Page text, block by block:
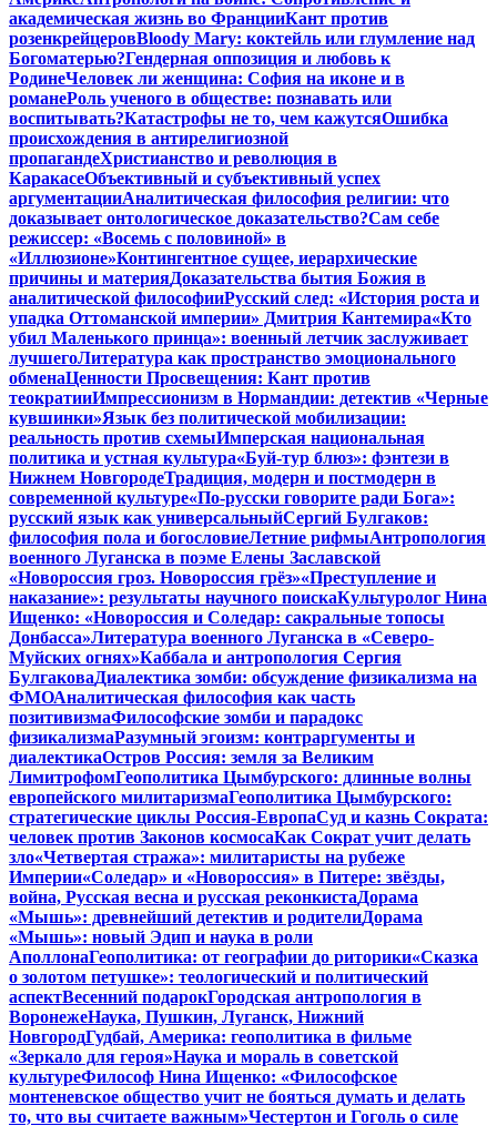
академическая жизнь во ФранцииКант против
розенкрейцеровBloody Mary: коктейль или глумление над
Богоматерью?Гендерная оппозиция и любовь к
РодинеЧеловек ли женщина: София на иконе и в
романеРоль ученого в обществе: познавать или
воспитывать?Катастрофы не то, чем кажутсяОшибка
происхождения в антирелигиозной
пропагандеХристианство и революция в
КаракасеОбъективный и субъективный успех
аргументацииАналитическая философия религии: что
доказывает онтологическое доказательство?Сам себе
режиссер: «Восемь с половиной» в
«Иллюзионе»Контингентное сущее, иерархические
причины и материяДоказательства бытия Божия в
аналитической философииРусский след: «История роста и
упадка Оттоманской империи» Дмитрия Кантемира«Кто
убил Маленького принца»: военный летчик заслуживает
лучшегоЛитература как пространство эмоционального
обменаЦенности Просвещения: Кант против
теократииИмпрессионизм в Нормандии: детектив «Черные
кувшинки»Язык без политической мобилизации:
реальность против схемыИмперская национальная
политика и устная культура«Буй-тур блюз»: фэнтези в
Нижнем НовгородеТрадиция, модерн и постмодерн в
современной культуре«По-русски говорите ради Бога»:
русский язык как универсальныйСергий Булгаков:
философия пола и богословиеЛетние рифмыАнтропология
военного Луганска в поэме Елены Заславской
«Новороссия гроз. Новороссия грёз»«Преступление и
наказание»: результаты научного поискаКультуролог Нина
Ищенко: «Новороссия и Соледар: сакральные топосы
Донбасса»Литература военного Луганска в «Северо-
Муйских огнях»Каббала и антропология Сергия
БулгаковаДиалектика зомби: обсуждение физикализма на
ФМОАналитическая философия как часть
позитивизмаФилософские зомби и парадокс
физикализмаРазумный эгоизм: контраргументы и
диалектикаОстров Россия: земля за Великим
ЛимитрофомГеополитика Цымбурского: длинные волны
европейского милитаризмаГеополитика Цымбурского:
стратегические циклы Россия-ЕвропаСуд и казнь Сократа:
человек против Законов космосаКак Сократ учит делать
зло«Четвертая стража»: милитаристы на рубеже
Империи«Соледар» и «Новороссия» в Питере: звёзды,
война, Русская весна и русская реконкистаДорама
«Мышь»: древнейший детектив и родителиДорама
«Мышь»: новый Эдип и наука в роли
АполлонаГеополитика: от географии до риторики«Сказка
о золотом петушке»: теологический и политический
аспектВесенний подарокГородская антропология в
ВоронежеНаука, Пушкин, Луганск, Нижний
НовгородГудбай, Америка: геополитика в фильме
«Зеркало для героя»Наука и мораль в советской
культуреФилософ Нина Ищенко: «Философское
монтеневское общество учит не бояться думать и делать
то, что вы считаете важным»Честертон и Гоголь о силе